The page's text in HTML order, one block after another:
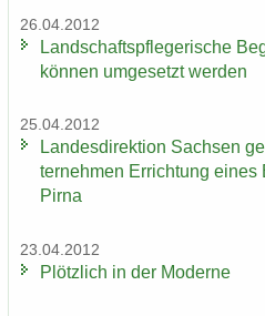
26.04.2012
Land­schafts­pfle­ge­ri­sche
kön­nen um­ge­setzt wer­den
25.04.2012
Lan­des­di­rek­ti­on Sach­sen
ter­neh­men Er­rich­tung eines
Pirna
23.04.2012
Plötz­lich in der Mo­der­ne